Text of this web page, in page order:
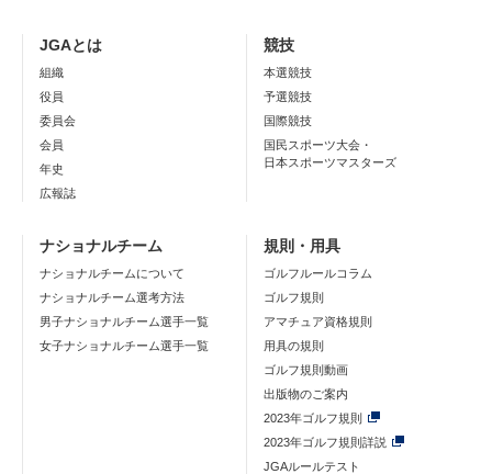
JGAとは
組織
役員
委員会
会員
年史
広報誌
競技
本選競技
予選競技
国際競技
国民スポーツ大会・
日本スポーツマスターズ
ナショナルチーム
ナショナルチームについて
ナショナルチーム選考方法
男子ナショナルチーム選手一覧
女子ナショナルチーム選手一覧
規則・用具
ゴルフルールコラム
ゴルフ規則
アマチュア資格規則
用具の規則
ゴルフ規則動画
出版物のご案内
2023年ゴルフ規則
2023年ゴルフ規則詳説
JGAルールテスト